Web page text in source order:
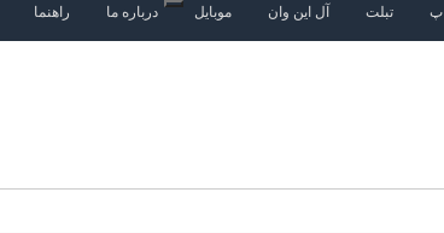
تبلت آل این وان موبایل درباره ما راهنما